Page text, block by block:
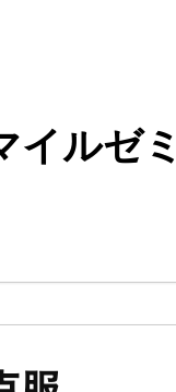
イルゼ